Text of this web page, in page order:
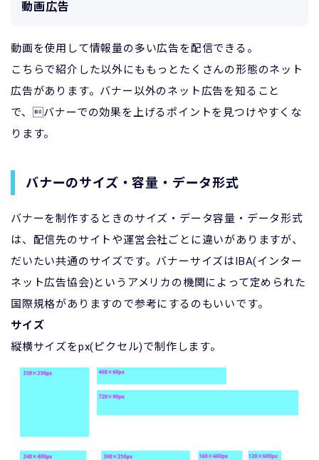
動画広告
動画を使用して情報量の多い広告を配信できる。
こちらで紹介した以外にももっとたくさんの形態のネット
広告があります。バナー以外のネット広告を知ること
で、バナーでの効果を上げるポイントを見つけやすくな
ります。
バナーのサイズ・容量・データ形式
バナーを制作するときのサイズ・データ容量・データ形式
は、配信先のサイトや運営会社ごとに違いがありますが、
だいたい共通のサイズです。バナーサイズはIBA(インター
ネット広告協会)というアメリカの機関によって定められた
国際規格がありますので参考にするのもいいです。
サイズ
縦横サイズをpx(ピクセル)で制作します。